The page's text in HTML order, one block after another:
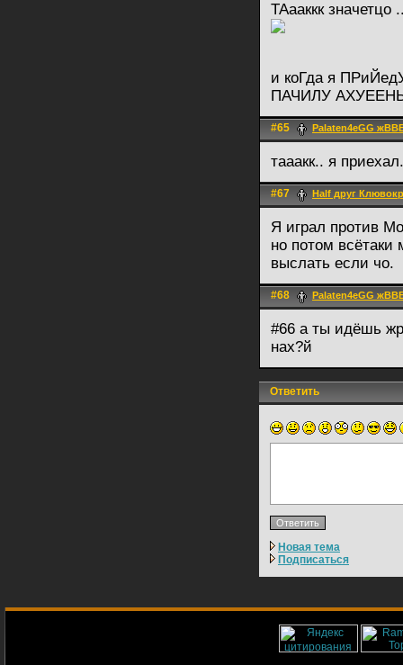
ТАааккк
и коГда я
ПАЧИЛУ
#65 Palaten4eGG
тааакк.. я
#67 Half друг
Я играл против
но потом
выслать если чо.
#68 Palaten4eGG
#66 а ты идёшь
нах?й
Ответить
Новая тема
Подписаться